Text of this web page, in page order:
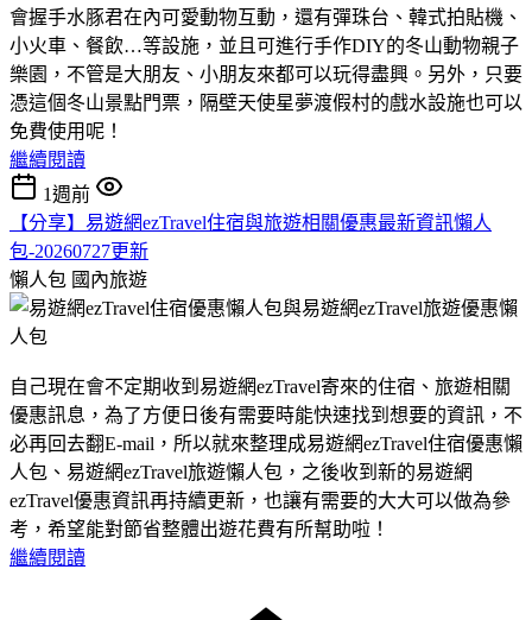
會握手水豚君在內可愛動物互動，還有彈珠台、韓式拍貼機、
小火車、餐飲…等設施，並且可進行手作DIY的冬山動物親子
樂園，不管是大朋友、小朋友來都可以玩得盡興。另外，只要
憑這個冬山景點門票，隔壁天使星夢渡假村的戲水設施也可以
免費使用呢！
繼續閱讀
1週前
【分享】易遊網ezTravel住宿與旅遊相關優惠最新資訊懶人
包-20260727更新
懶人包 國內旅遊
自己現在會不定期收到易遊網ezTravel寄來的住宿、旅遊相關
優惠訊息，為了方便日後有需要時能快速找到想要的資訊，不
必再回去翻E-mail，所以就來整理成易遊網ezTravel住宿優惠懶
人包、易遊網ezTravel旅遊懶人包，之後收到新的易遊網
ezTravel優惠資訊再持續更新，也讓有需要的大大可以做為參
考，希望能對節省整體出遊花費有所幫助啦！
繼續閱讀